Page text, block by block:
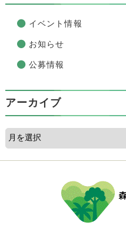
イベント情報
お知らせ
公募情報
アーカイブ